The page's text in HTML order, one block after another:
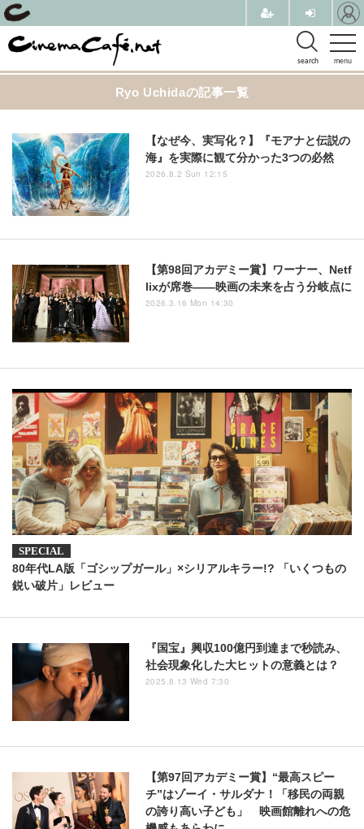
menu
search
Ryo Uchidaの記事一覧
【なぜ今、実写化？】『モアナと伝説の
海』を実際に観て分かった3つの必然
2026.8.2 Sun 12:15
【第98回アカデミー賞】ワーナー、Netf
lixが席巻――映画の未来を占う分岐点に
2026.3.16 Mon 14:30
80年代LA版「ゴシップガール」×シリアルキラー!? 「いくつもの
鋭い破片」レビュー
『国宝』興収100億円到達まで秒読み、
社会現象化した大ヒットの意義とは？
2025.8.13 Wed 7:30
【第97回アカデミー賞】“最高スピー
チ”はゾーイ・サルダナ！「移民の両親
の誇り高い子ども」 映画館離れへの危